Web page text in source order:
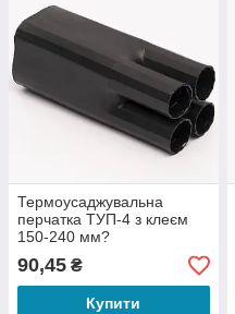
Термоусаджувальна
перчатка ТУП-4 з клеєм
150-240 мм?
90,45 ₴
Купити